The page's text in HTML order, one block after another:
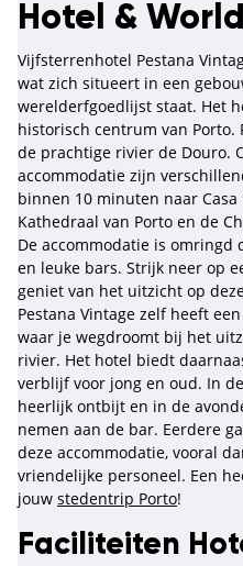
Hotel &
Vijfsterrenhotel Pestana
wat zich situeert in een
werelderfgoedlijst staat. Het
historisch centrum van
de prachtige rivier de Douro.
accommodatie zijn
binnen 10 minuten naar
Kathedraal van Porto en de
De accommodatie is
en leuke bars. Strijk neer op
geniet van het uitzicht op
Pestana Vintage zelf heeft
waar je wegdroomt bij het
rivier. Het hotel biedt
verblijf voor jong en oud. In
heerlijk ontbijt en in de
nemen aan de bar. Eerdere
deze accommodatie, vooral
vriendelijke personeel. Een
jouw stedentrip Porto!
Faciliteiten